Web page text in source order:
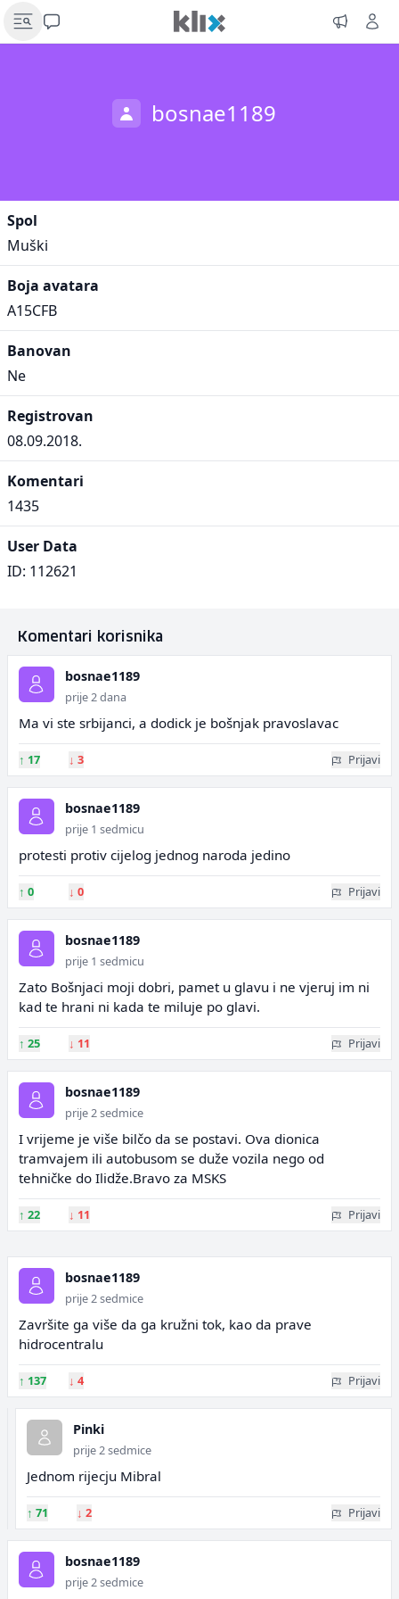
bosnae1189
Spol
Muški
Boja avatara
A15CFB
Banovan
Ne
Registrovan
08.09.2018.
Komentari
1435
User Data
ID: 112621
Komentari korisnika
bosnae1189
prije 2 dana
Ma vi ste srbijanci, a dodick je bošnjak pravoslavac
↑ 17 ↓ 3 Prijavi
bosnae1189
prije 1 sedmicu
protesti protiv cijelog jednog naroda jedino
↑ 0 ↓ 0 Prijavi
bosnae1189
prije 1 sedmicu
Zato Bošnjaci moji dobri, pamet u glavu i ne vjeruj im ni
kad te hrani ni kada te miluje po glavi.
↑ 25 ↓ 11 Prijavi
bosnae1189
prije 2 sedmice
I vrijeme je više bilčo da se postavi. Ova dionica
tramvajem ili autobusom se duže vozila nego od
tehničke do Ilidže.Bravo za MSKS
↑ 22 ↓ 11 Prijavi
bosnae1189
prije 2 sedmice
Završite ga više da ga kružni tok, kao da prave
hidrocentralu
↑ 137 ↓ 4 Prijavi
Pinki
prije 2 sedmice
Jednom rijecju Mibral
↑ 71 ↓ 2 Prijavi
bosnae1189
prije 2 sedmice